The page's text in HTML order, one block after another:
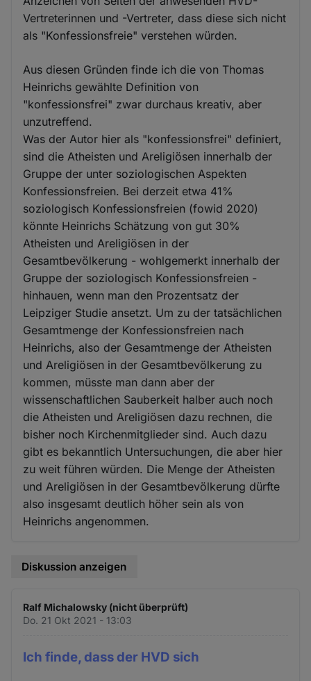
Vertreterinnen und -Vertreter, dass diese sich nicht
als "Konfessionsfreie" verstehen würden.
Aus diesen Gründen finde ich die von Thomas
Heinrichs gewählte Definition von
"konfessionsfrei" zwar durchaus kreativ, aber
unzutreffend.
Was der Autor hier als "konfessionsfrei" definiert,
sind die Atheisten und Areligiösen innerhalb der
Gruppe der unter soziologischen Aspekten
Konfessionsfreien. Bei derzeit etwa 41%
soziologisch Konfessionsfreien (fowid 2020)
könnte Heinrichs Schätzung von gut 30%
Atheisten und Areligiösen in der
Gesamtbevölkerung - wohlgemerkt innerhalb der
Gruppe der soziologisch Konfessionsfreien -
hinhauen, wenn man den Prozentsatz der
Leipziger Studie ansetzt. Um zu der tatsächlichen
Gesamtmenge der Konfessionsfreien nach
Heinrichs, also der Gesamtmenge der Atheisten
und Areligiösen in der Gesamtbevölkerung zu
kommen, müsste man dann aber der
wissenschaftlichen Sauberkeit halber auch noch
die Atheisten und Areligiösen dazu rechnen, die
bisher noch Kirchenmitglieder sind. Auch dazu
gibt es bekanntlich Untersuchungen, die aber hier
zu weit führen würden. Die Menge der Atheisten
und Areligiösen in der Gesamtbevölkerung dürfte
also insgesamt deutlich höher sein als von
Heinrichs angenommen.
Diskussion anzeigen
Ralf Michalowsky (nicht überprüft)
Do. 21 Okt 2021 - 13:03
Ich finde, dass der HVD sich